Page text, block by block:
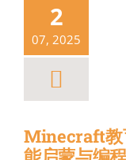
2
07, 2025
Minecraft教